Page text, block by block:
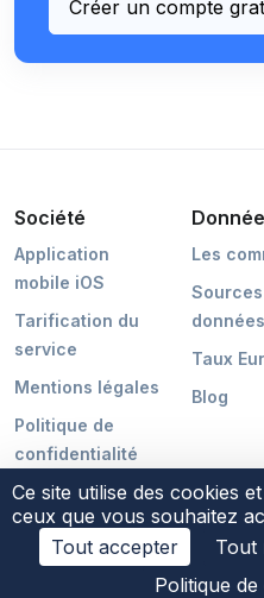
Créer un compte
Société
Application
mobile iOS
Tarification du
service
Mentions légales
Politique de
confidentialité
Les
données
Taux
Blog
©2026 POCMAKER
Ce site utilise des cookies
ceux que vous souhaitez
Tout accepter
Tout
Politique